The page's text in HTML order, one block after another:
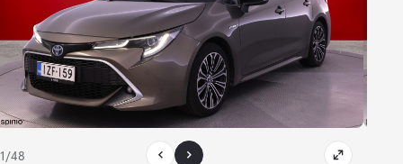
1/48